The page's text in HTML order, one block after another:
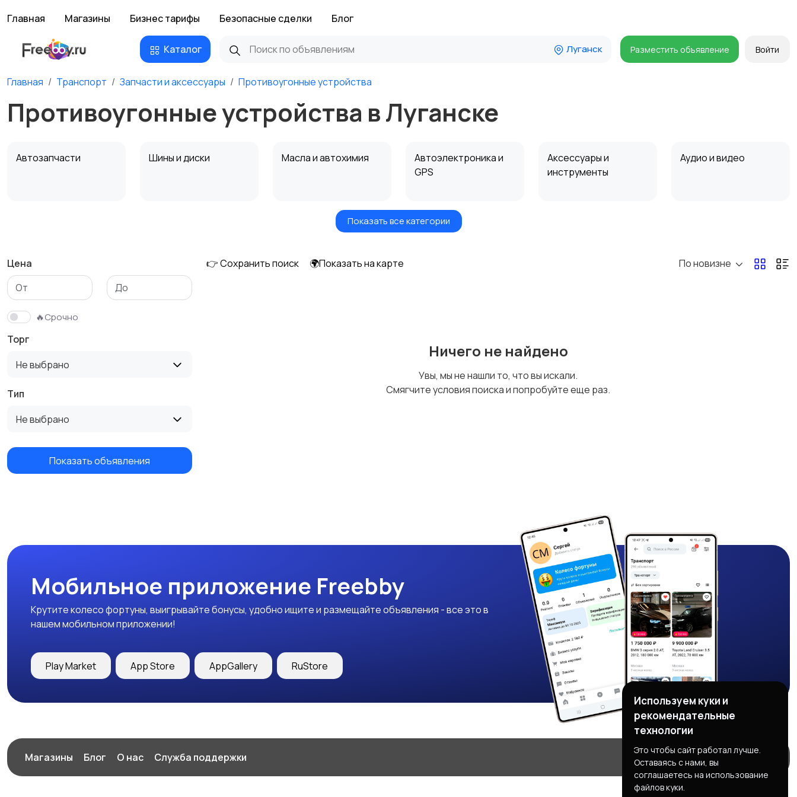
Главная Магазины Бизнес тарифы Безопасные сделки Блог
Каталог Луганск Разместить объявление Войти
Главная Транспорт Запчасти и аксессуары Противоугонные устройства
Противоугонные устройства в Луганске
Автозапчасти Шины и диски Масла и автохимия
Автоэлектроника и
GPS
Аксессуары и
инструменты
Аудио и видео
Мотоэкипировка
Другие запчасти
Показать все категории
Цена
🔥Срочно
Торг
Не выбрано
Тип
Не выбрано
Показать объявления
👉 Сохранить поиск 🌍Показать на карте По новизне
Ничего не найдено
Увы, мы не нашли то, что вы искали.
Смягчите условия поиска и попробуйте еще раз.
Мобильное приложение Freebby
Крутите колесо фортуны, выигрывайте бонусы, удобно ищите и размещайте объявления - все это в
нашем мобильном приложении!
Play Market App Store AppGallery RuStore
Магазины Блог О нас Служба поддержки
Используем куки и
рекомендательные
технологии
Это чтобы сайт работал лучше.
Оставаясь с нами, вы
соглашаетесь на использование
файлов куки.